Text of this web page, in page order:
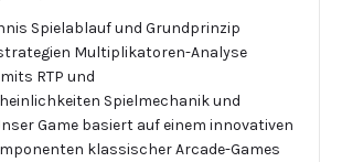
Spielablauf und Grundprinzip
Multiplikatoren-Analyse
RTP und
Spielmechanik und
Game basiert auf einem innovativen
klassischer Arcade-Games